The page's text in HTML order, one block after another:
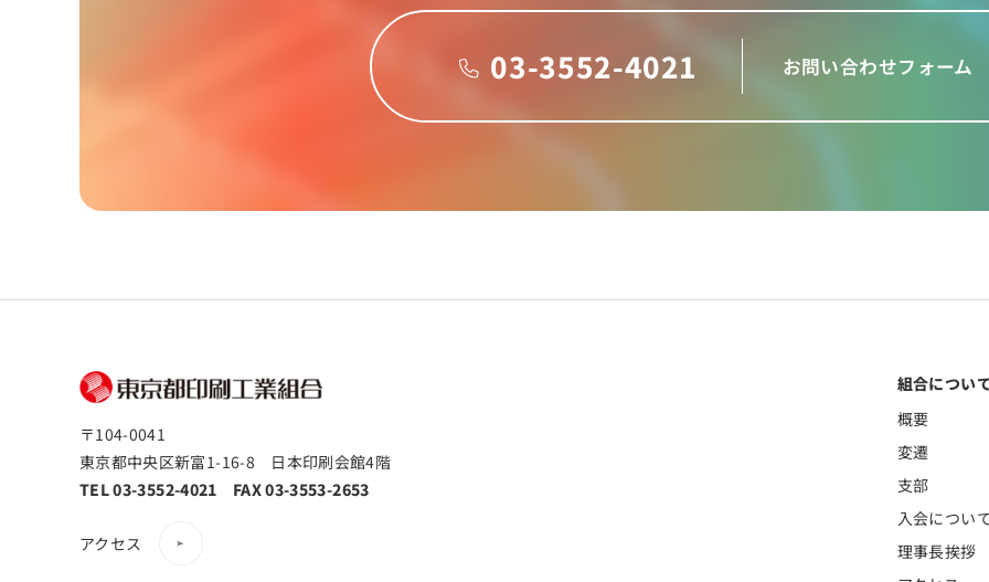
03-3552-4021 お問い合わせフォーム
〒104-0041
東京都中央区新富1-16-8 日本印刷会館4階
TEL 03-3552-4021 FAX 03-3553-2653
アクセス
組合につい
概要
変遷
支部
入会につい
理事長挨拶